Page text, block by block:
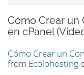
Cómo Crear
en cPanel
Cómo Crear un
from Ecolohosting